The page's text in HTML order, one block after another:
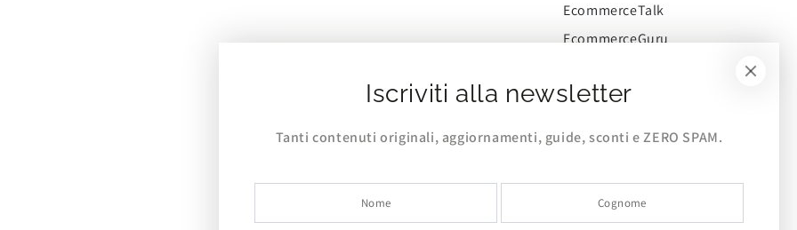
EcommerceTalk
EcommerceGuru
EcommerceCommunity
Iscriviti alla newsletter
Tanti contenuti originali, aggiornamenti, guide, sconti e ZERO SPAM.